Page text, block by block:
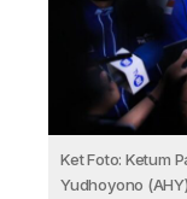
Ket Foto: Ketum
Yudhoyono